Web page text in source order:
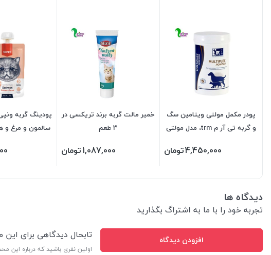
پودر مکمل مولتی ویتامین سگ
و گربه تی آر م trm، مدل مولتی
4,450,000تومان
خمیر مالت گربه برند تریکسی در
3 طعم
1,087,000تومان
پودینگ گربه
دیدگاه ها
تجربه خود را با ما به اشتراگ بگذارید
افزودن دیدگاه تابحال دیدگاهی برای
اولین نفری باشید که درباره